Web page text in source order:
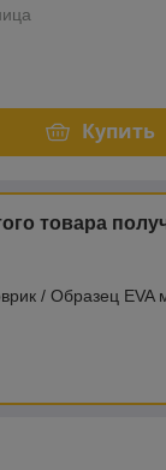
Купить
товара
/ Образец EVA